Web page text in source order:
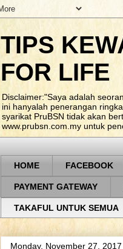
TIPS
FOR LIFE
Disclaimer:"Saya adalah
ini hanyalah penerangan
syarikat PruBSN tidak akan
www.prubsn.com.my untuk
HOME FACEBOOK
PAYMENT GATEWAY
TAKAFUL UNTUK SEMUA
Monday, November 27, 2017